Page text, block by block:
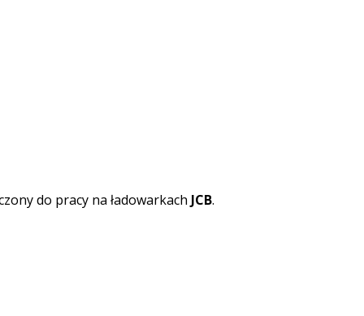
do pracy na ładowarkach JCB.